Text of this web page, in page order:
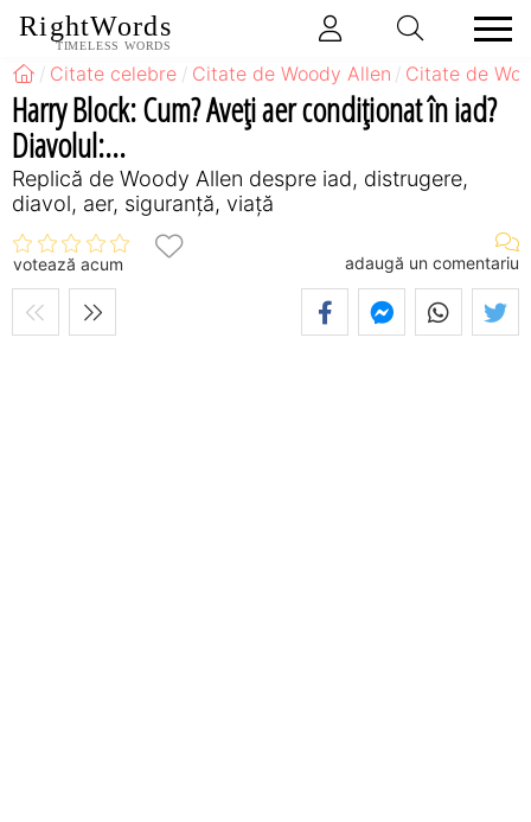
RightWords
TIMELESS WORDS
Citate celebre Citate de Woody Allen Citate de
Harry Block: Cum? Aveţi aer condiţionat în iad?
Diavolul:...
Replică de Woody Allen despre iad, distrugere,
diavol, aer, siguranță, viață
votează acum adaugă un comentariu